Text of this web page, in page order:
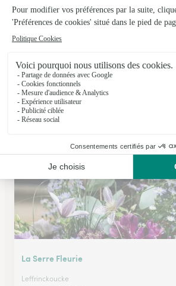
La Passion de Bene
Coulogne
★★★★★4.7 (100)
5, chemin des Régniers
La Serre Fleurie
Leffrinckoucke